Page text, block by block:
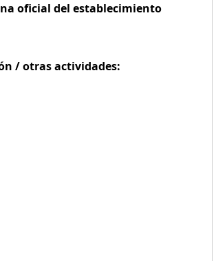
oficial del establecimiento
/ otras actividades: